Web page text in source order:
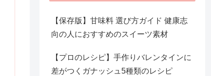
【保存版】甘味料 選び方ガイド 健康志
向の人におすすめのスイーツ素材
【プロのレシピ】手作りバレンタインに
差がつくガナッシュ5種類のレシピ